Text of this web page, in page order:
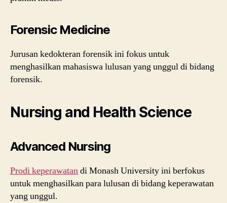
Forensic Medicine
Jurusan kedokteran forensik ini fokus untuk
menghasilkan mahasiswa lulusan yang unggul di bidang
forensik.
Nursing and Health Science
Advanced Nursing
Prodi keperawatandi Monash University ini berfokus
untuk menghasilkan para lulusan di bidang keperawatan
yang unggul.